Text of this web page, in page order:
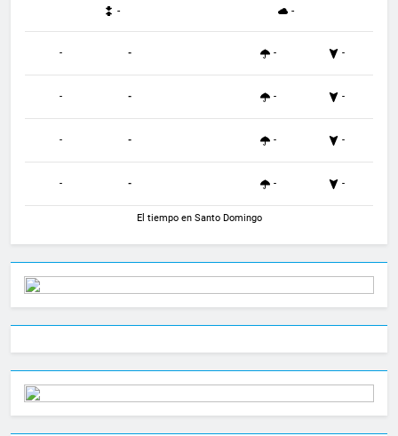
-
-
- - - -
- - - -
- - - -
- - - -
El tiempo en Santo Domingo